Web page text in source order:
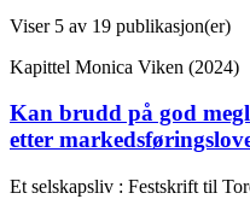
Viser 5 av 19 publikasjon(er)
Kapittel Monica Viken (2024)
Kan brudd på god
etter
Et selskapsliv : Festskrift til